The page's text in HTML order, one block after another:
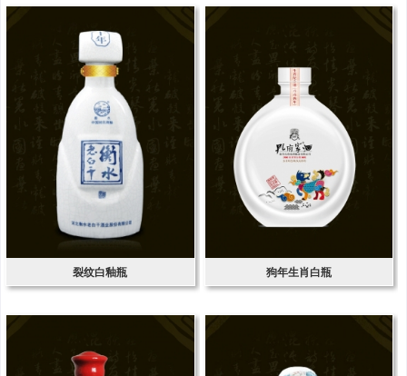
裂纹白釉瓶 狗年生肖白瓶